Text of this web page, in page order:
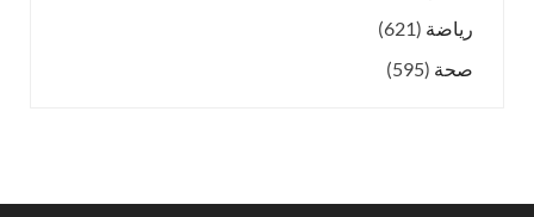
رياضة (621)
صحة (595)